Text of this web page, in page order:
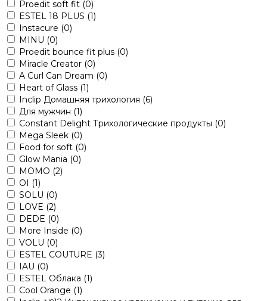
Proedit soft fit (0)
ESTEL 18 PLUS (1)
Instacure (0)
MINU (0)
Proedit bounce fit plus (0)
Miracle Creator (0)
A Curl Can Dream (0)
Heart of Glass (1)
Inclip Домашняя трихология (6)
Для мужчин (1)
Constant Delight Трихологические продукты (0)
Mega Sleek (0)
Food for soft (0)
Glow Mania (0)
MOMO (2)
OI (1)
SOLU (0)
LOVE (2)
DEDE (0)
More Inside (0)
VOLU (0)
ESTEL COUTURE (3)
IAU (0)
ESTEL Облака (1)
Cool Orange (1)